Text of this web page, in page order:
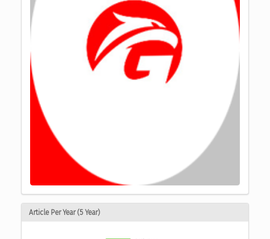
Article Per Year (5 Year)